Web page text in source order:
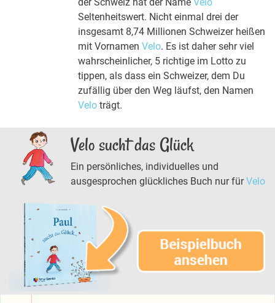
Seltenheitswert. Nicht einmal drei der
insgesamt 8,74 Millionen Schweizer heißen
mit Vornamen Velo. Es ist daher sehr viel
wahrscheinlicher, 5 richtige im Lotto zu
tippen, als dass ein Schweizer, dem Du
zufällig über den Weg läufst, den Namen
Velo trägt.
Velo sucht das Glück
Ein persönliches, individuelles und
ausgesprochen glückliches Buch nur fürVelo